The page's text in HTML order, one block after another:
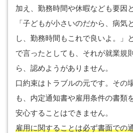
加え、勤務時間や休暇なども要因
「子どもが小さいのだから、病気
し、勤務時間もこれで良いよ。」
で言ったとしても、それが就業規
ら、認めようがありません。
口約束はトラブルの元です。その
も、内定通知書や雇用条件の書類
安心することはできません。
雇用に関することは必ず書面での